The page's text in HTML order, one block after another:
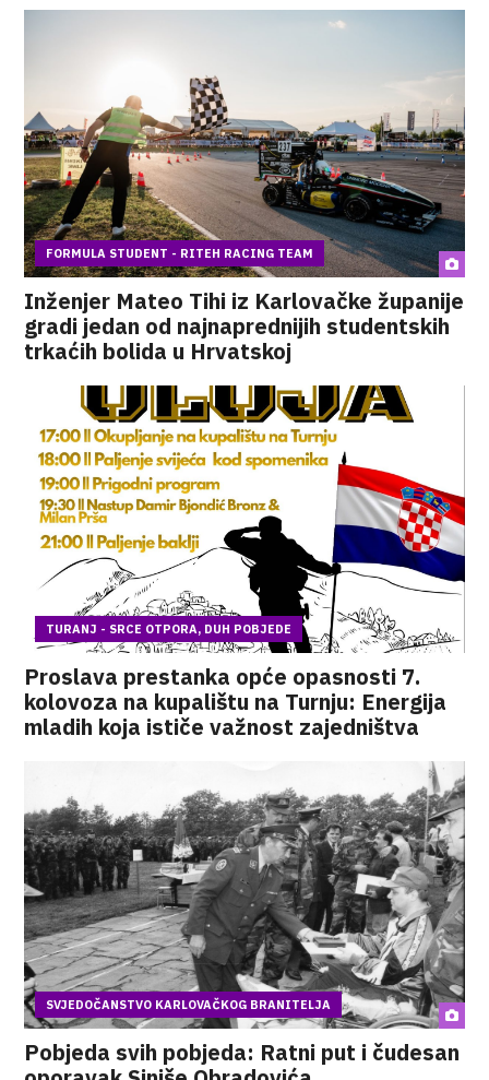
FORMULA STUDENT - RITEH RACING TEAM
Inženjer Mateo Tihi iz Karlovačke županije
gradi jedan od najnaprednijih studentskih
trkaćih bolida u Hrvatskoj
TURANJ - SRCE OTPORA, DUH POBJEDE
Proslava prestanka opće opasnosti 7.
kolovoza na kupalištu na Turnju: Energija
mladih koja ističe važnost zajedništva
SVJEDOČANSTVO KARLOVAČKOG BRANITELJA
Pobjeda svih pobjeda: Ratni put i čudesan